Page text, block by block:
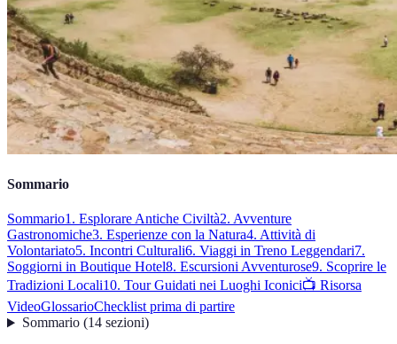
Sommario
Sommario1. Esplorare Antiche Civiltà2. Avventure
Gastronomiche3. Esperienze con la Natura4. Attività di
Volontariato5. Incontri Culturali6. Viaggi in Treno Leggendari7.
Soggiorni in Boutique Hotel8. Escursioni Avventurose9. Scoprire le
Tradizioni Locali10. Tour Guidati nei Luoghi Iconici📺 Risorsa
VideoGlossarioChecklist prima di partire
Sommario(14 sezioni)